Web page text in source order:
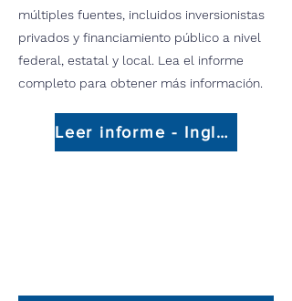
múltiples fuentes, incluidos inversionistas
privados y financiamiento público a nivel
federal, estatal y local. Lea el informe
completo para obtener más información.
Leer informe - Inglés